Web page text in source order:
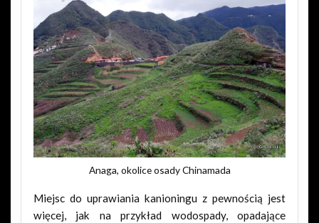
Anaga, okolice osady Chinamada
Miejsc do uprawiania kanioningu z pewnością jest
więcej, jak na przykład wodospady, opadające